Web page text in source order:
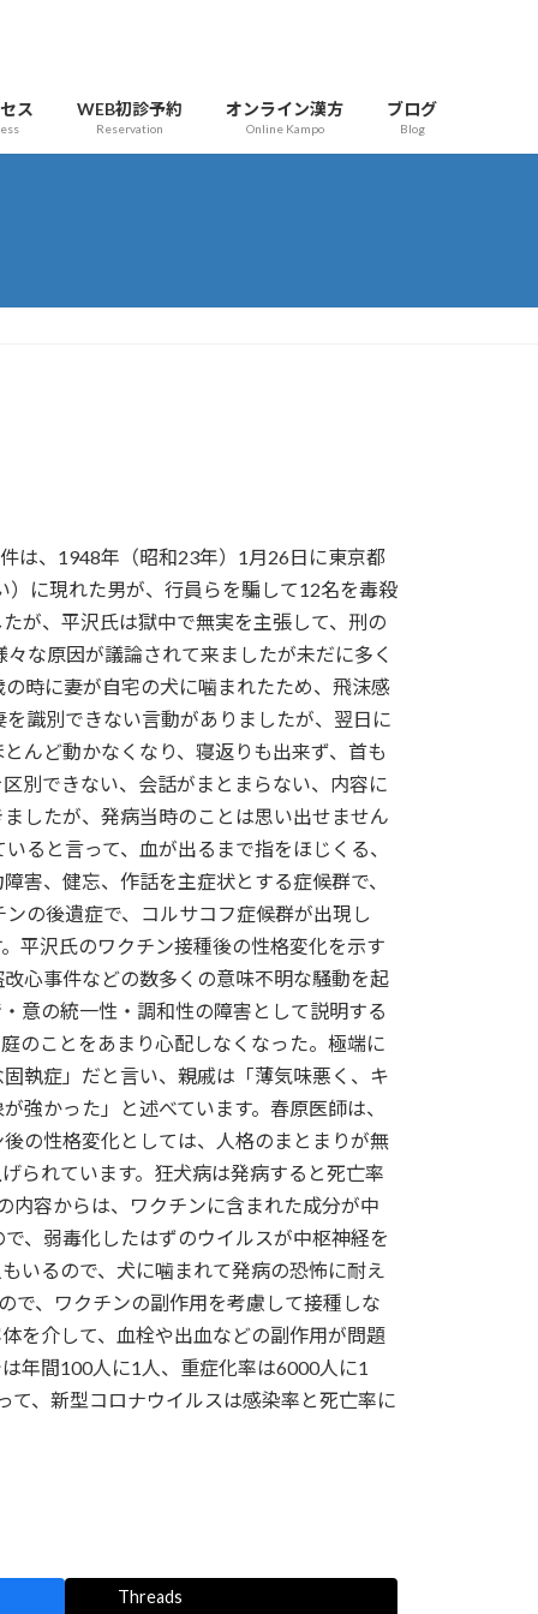
ス WEB初診予約
Reservation
オンライン漢方
Online Kampo
ブログ
Blog
は、1948年（昭和23年）1月26日に東京都
に現れた男が、行員らを騙して12名を毒殺
が、平沢氏は獄中で無実を主張して、刑の
な原因が議論されて来ましたが未だに多く
時に妻が自宅の犬に噛まれたため、飛沫感
識別できない言動がありましたが、翌日に
んど動かなくなり、寝返りも出来ず、首も
別できない、会話がまとまらない、内容に
したが、発病当時のことは思い出せません
ると言って、血が出るまで指をほじくる、
害、健忘、作話を主症状とする症候群で、
の後遺症で、コルサコフ症候群が出現し
平沢氏のワクチン接種後の性格変化を示す
心事件などの数多くの意味不明な騒動を起
意の統一性・調和性の障害として説明する
のことをあまり心配しなくなった。極端に
執症」だと言い、親戚は「薄気味悪く、キ
強かった」と述べています。春原医師は、
の性格変化としては、人格のまとまりが無
られています。狂犬病は発病すると死亡率
内容からは、ワクチンに含まれた成分が中
、弱毒化したはずのウイルスが中枢神経を
いるので、犬に噛まれて発病の恐怖に耐え
で、ワクチンの副作用を考慮して接種しな
を介して、血栓や出血などの副作用が問題
年間100人に1人、重症化率は6000人に1
て、新型コロナウイルスは感染率と死亡率に
Threads